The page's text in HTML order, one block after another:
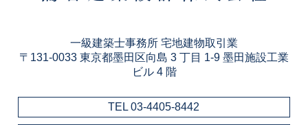
一級建築士事務所 宅地建物取引業
〒131-0033 東京都墨田区向島 3 丁目 1-9 墨田施設工業
ビル 4 階
TEL 03-4405-8442